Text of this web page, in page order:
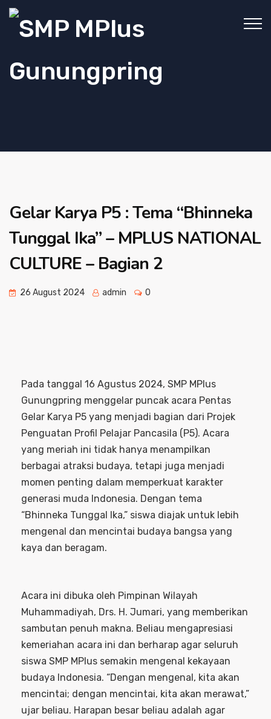
Gelar Karya P5 : Tema “Bhinneka
Tunggal Ika” – MPLUS NATIONAL
CULTURE – Bagian 2
26 August 2024 admin 0
Pada tanggal 16 Agustus 2024, SMP MPlus
Gunungpring menggelar puncak acara Pentas
Gelar Karya P5 yang menjadi bagian dari Projek
Penguatan Profil Pelajar Pancasila (P5). Acara
yang meriah ini tidak hanya menampilkan
berbagai atraksi budaya, tetapi juga menjadi
momen penting dalam memperkuat karakter
generasi muda Indonesia. Dengan tema
“Bhinneka Tunggal Ika,” siswa diajak untuk lebih
mengenal dan mencintai budaya bangsa yang
kaya dan beragam.
Acara ini dibuka oleh Pimpinan Wilayah
Muhammadiyah, Drs. H. Jumari, yang memberikan
sambutan penuh makna. Beliau mengapresiasi
kemeriahan acara ini dan berharap agar seluruh
siswa SMP MPlus semakin mengenal kekayaan
budaya Indonesia. “Dengan mengenal, kita akan
mencintai; dengan mencintai, kita akan merawat,”
ujar beliau. Harapan besar beliau adalah agar